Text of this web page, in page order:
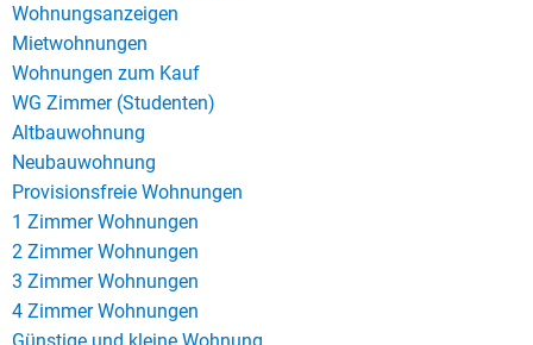
Wohnungsanzeigen
Mietwohnungen
Wohnungen zum Kauf
WG Zimmer (Studenten)
Altbauwohnung
Neubauwohnung
Provisionsfreie Wohnungen
1 Zimmer Wohnungen
2 Zimmer Wohnungen
3 Zimmer Wohnungen
4 Zimmer Wohnungen